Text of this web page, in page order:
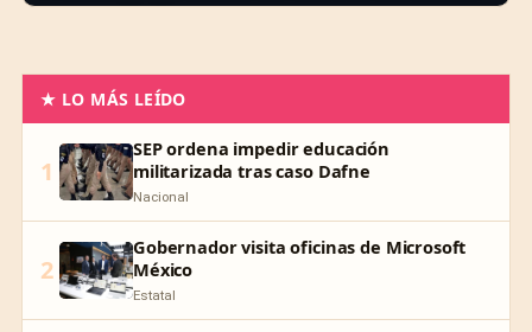
★ LO MÁS LEÍDO
1
SEP ordena impedir educación
militarizada tras caso Dafne
Nacional
2
Gobernador visita oficinas de Microsoft
México
Estatal